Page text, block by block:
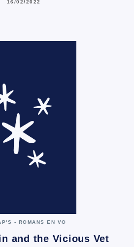
16/02/2022
- ROMANS EN VO
and the Vicious Vet